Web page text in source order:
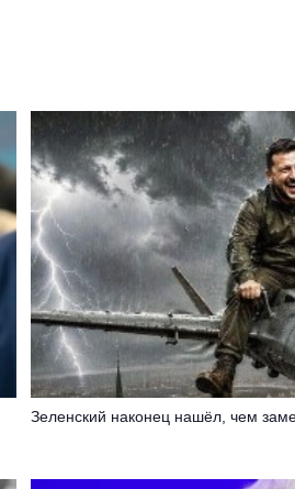
Зеленский наконец нашёл, чем